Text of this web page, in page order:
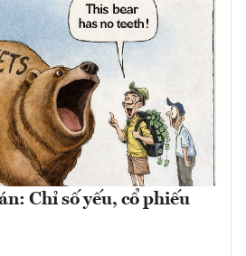
Chỉ số yếu, cổ phiếu